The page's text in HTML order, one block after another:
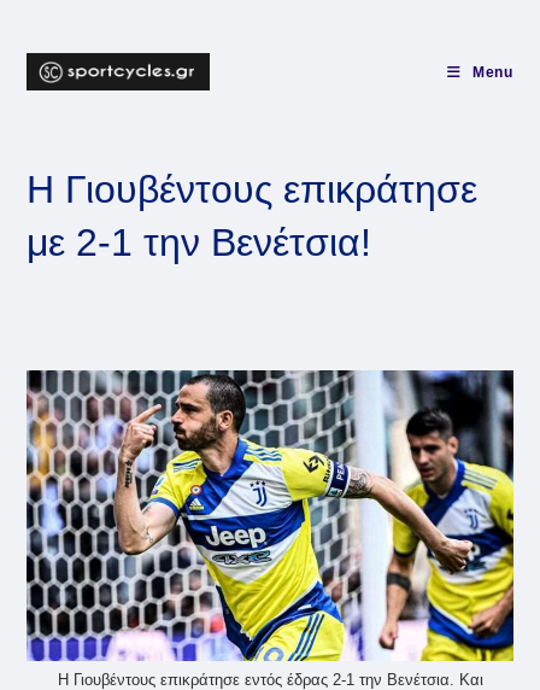
content
Menu
Η Γιουβέντους επικράτησε
με 2-1 την Βενέτσια!
Η Γιουβέντους επικράτησε εντός έδρας 2-1 την Βενέτσια. Και